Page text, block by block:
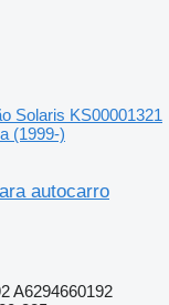
Solaris KS00001321
(1999-)
autocarro
A6294660192